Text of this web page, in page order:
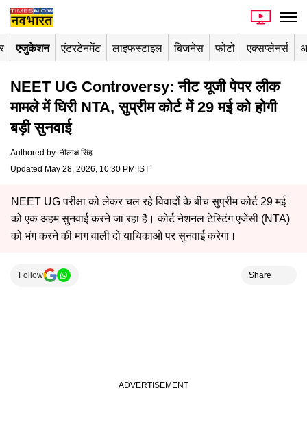
एजुकेशन एंटरटेनमेंट लाइफस्टाइल बिजनेस फोटो एक्सप्लेनर्स
NEET UG Controversy: नीट यूजी पेपर लीक
मामले में घिरी NTA, सुप्रीम कोर्ट में 29 मई को होगी
बड़ी सुनवाई
Authored by: नीलाक्ष सिंह
Updated May 28, 2026, 10:30 PM IST
NEET UG परीक्षा को लेकर चल रहे विवादों के बीच सुप्रीम कोर्ट 29 मई
को एक अहम सुनवाई करने जा रहा है। कोर्ट नेशनल टेस्टिंग एजेंसी (NTA)
को भंग करने की मांग वाली दो याचिकाओं पर सुनवाई करेगा।
Follow Share